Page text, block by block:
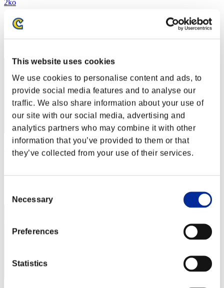
This website uses cookies
We use cookies to personalise content and ads, to
provide social media features and to analyse our
traffic. We also share information about your use of
our site with our social media, advertising and
analytics partners who may combine it with other
information that you’ve provided to them or that
they’ve collected from your use of their services.
Selection
Necessary
Preferences
Statistics
2ko
Puntos:Missions30/37'02"24
ＡＲＴ好きⅡ